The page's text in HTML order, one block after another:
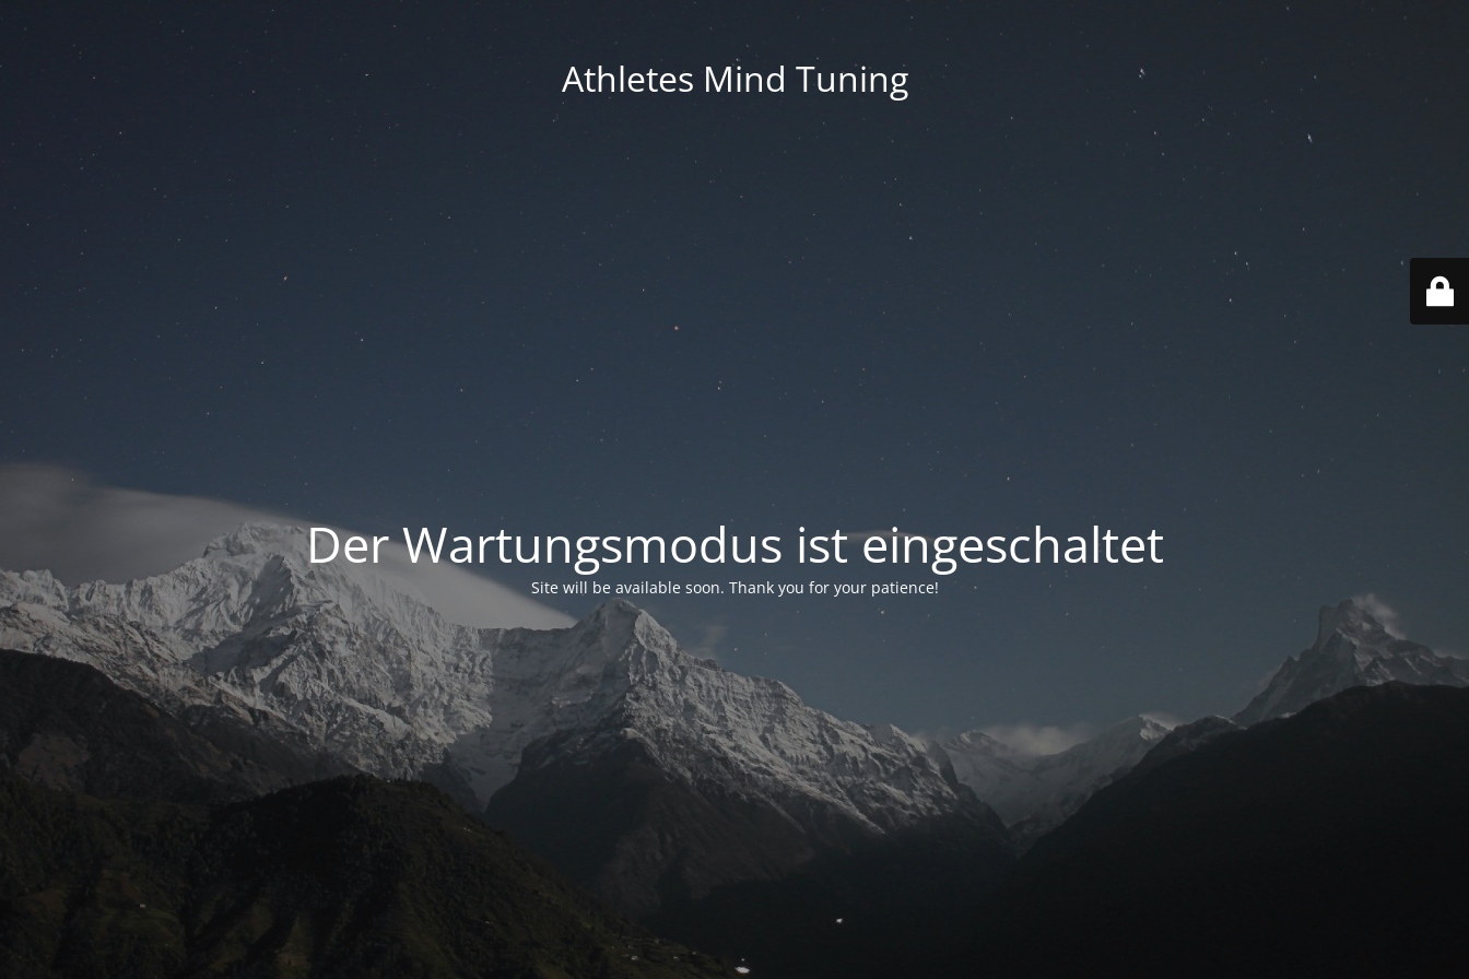
Athletes Mind Tuning
Der Wartungsmodus ist eingeschaltet
Site will be available soon. Thank you for your patience!